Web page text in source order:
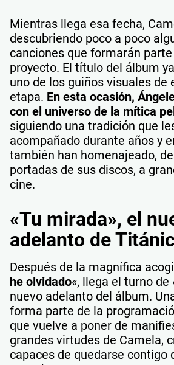
Mientras llega esa fecha,
descubriendo poco a poco
canciones que formarán
proyecto. El título del álbum
uno de los guiños visuales de
etapa. En esta ocasión,
con el universo de la mítica
siguiendo una tradición que
acompañado durante años y
también han homenajeado,
portadas de sus discos, a
cine.
«Tu mirada», el
adelanto de
Después de la magnífica
he olvidado«, llega el turno de
nuevo adelanto del álbum.
forma parte de la
que vuelve a poner de
grandes virtudes de Camela,
capaces de quedarse contigo